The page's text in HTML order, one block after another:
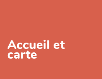
Accueil et
carte